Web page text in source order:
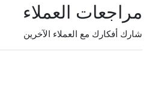
مراجعات العملاء
شارك أفكارك مع العملاء الآخرين